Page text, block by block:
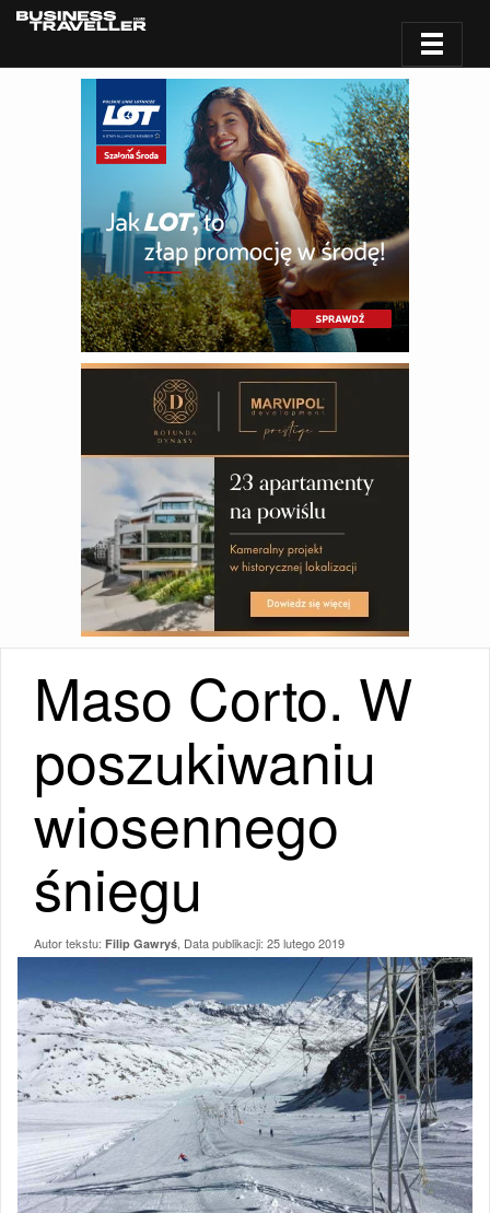
Maso Corto. W
poszukiwaniu
wiosennego
śniegu
Autor tekstu: Filip Gawryś , Data publikacji: 25 lutego 2019